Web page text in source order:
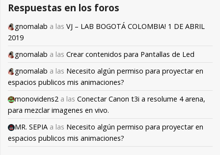
Respuestas en los foros
gnomalab a las VJ – LAB BOGOTÁ COLOMBIA! 1 DE ABRIL
2019
gnomalab a las Crear contenidos para Pantallas de Led
gnomalab a las Necesito algún permiso para proyectar en
espacios publicos mis animaciones?
monovidens2 a las Conectar Canon t3i a resolume 4 arena,
para mezclar imagenes en vivo.
MR. SEPIA a las Necesito algún permiso para proyectar en
espacios publicos mis animaciones?